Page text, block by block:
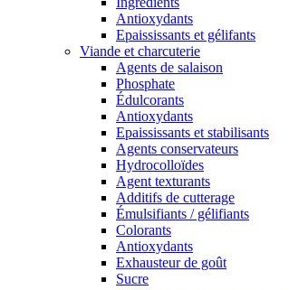
Antioxydants
Epaississants et gélifants
Viande et charcuterie
Agents de salaison
Phosphate
Édulcorants
Antioxydants
Epaississants et stabilisants
Agents conservateurs
Hydrocolloïdes
Agent texturants
Additifs de cutterage
Émulsifiants / gélifiants
Colorants
Antioxydants
Exhausteur de goût
Sucre